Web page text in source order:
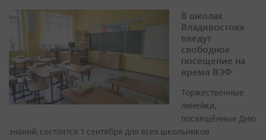
В школах
Владивостока
введут
свободное
посещение на
время ВЭФ
Торжественные
линейки,
посвящённые Дню
знаний, состоятся 1 сентября для всех школьников